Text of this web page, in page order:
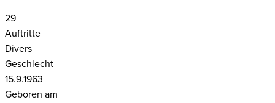
29
Auftritte
Divers
Geschlecht
15.9.1963
Geboren am